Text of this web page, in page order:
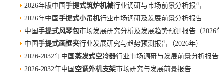
2026年版中国 手提式筑炉机械行业调研与市场前景分析报告
2026年中国 手提式小吊机行业市场调研及发展前景分析报告
中国 手提式风琴包市场发展研究分析及发展趋势预测报告（2026
中国 手提式画框夹行业发展研究与趋势预测报告（2026年）
2026-2032年中国 蒸发式空冷器行业市场调研与发展前景分析报告
2026-2032年中国 空调外机支架市场研究与发展前景报告